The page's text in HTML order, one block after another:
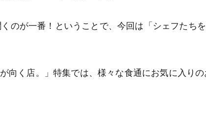
が一番！ということで、今回は「シェフたち
向く店。」特集では、様々な食通にお気に入りの